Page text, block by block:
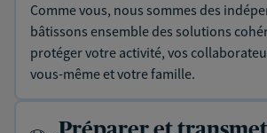
Comme vous, nous sommes des
bâtissons ensemble des solutions
protéger votre activité, vos
vous-même et votre famille.